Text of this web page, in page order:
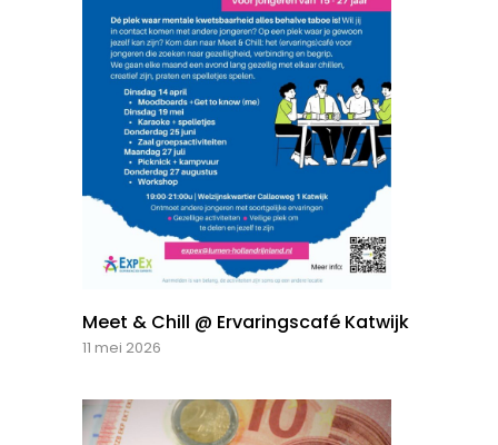
Meet & Chill @ Ervaringscafé Katwijk
11 mei 2026